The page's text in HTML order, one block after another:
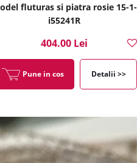
fluturas si piatra rosie 15-1-
i55241R
404.00 Lei
Pune in cos Detalii >>